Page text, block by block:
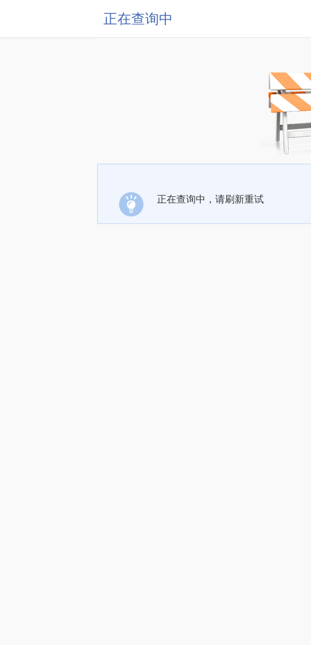
正在查询中
正在查询中，请刷新重试